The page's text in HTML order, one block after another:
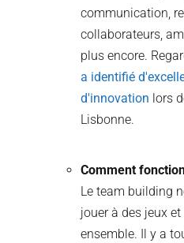
communication,
collaborateurs,
plus encore.
a identifié
d'innovation lors
Lisbonne.
Comment
Le team building
jouer à des jeux
ensemble. Il y a